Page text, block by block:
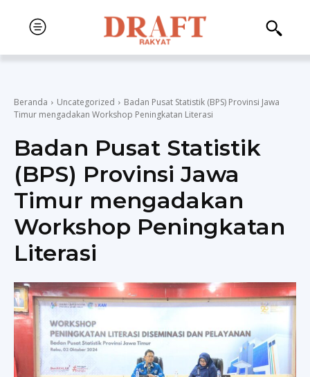
Beranda Uncategorized
Badan Pusat Statistik (BPS) Provinsi Jawa
Timur mengadakan Workshop Peningkatan Literasi
Badan Pusat Statistik
(BPS) Provinsi Jawa
Timur mengadakan
Workshop Peningkatan
Literasi